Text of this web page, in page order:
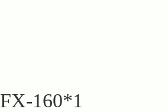
160*1